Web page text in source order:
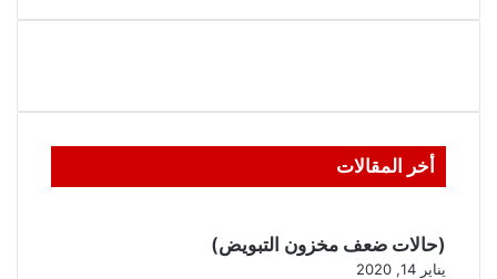
أخر المقالات
(حالات ضعف مخزون التبويض)
يناير 14, 2020